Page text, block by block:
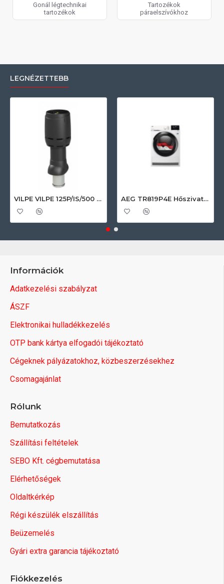
Gonál légtechnikai
tartozékok
Tartozékok
páraelszívókhoz
LEGNÉZETTEBB
VILPE VILPE 125P/IS/500 FLOW tetőszellőző, fekete Szellőztető ventilátor tartozékok AEG TR819P4E Hőszivattyús szárítógép
Információk
Adatkezelési szabályzat
ÁSZF
Elektronikai hulladékkezelés
OTP bank kártya elfogadói tájékoztató
Cégeknek pályázatokhoz, közbeszerzésekhez
Csomagajánlat
Rólunk
Bemutatkozás
Szállítási feltételek
SEBO Kft. cégbemutatása
Elérhetőségek
Oldaltkérkép
Régi készülék elszállítás
Beüzemelés
Gyári extra garancia tájékoztató
Fiókkezelés